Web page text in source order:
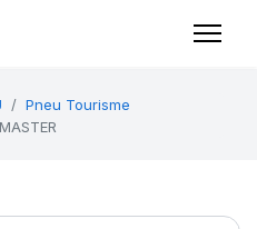
Pneu Tourisme